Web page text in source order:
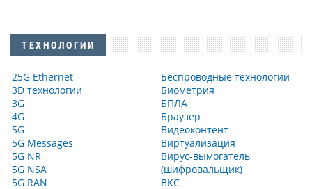
ТЕХНОЛОГИИ
25G Ethernet
3D технологии
3G
4G
5G
5G Messages
5G NR
5G NSA
5G RAN
Беспроводные технологии
Биометрия
БПЛА
Браузер
Видеоконтент
Виртуализация
Вирус-вымогатель
(шифровальщик)
ВКС